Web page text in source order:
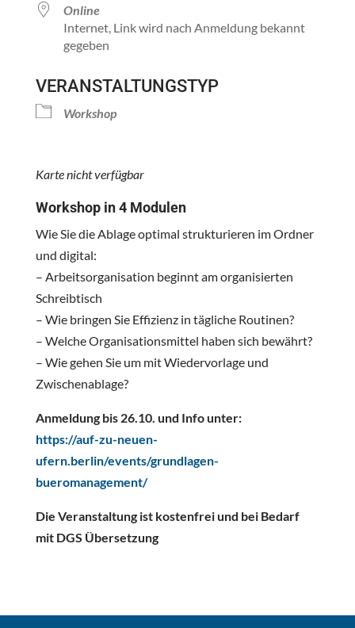
Online
Internet, Link wird nach Anmeldung bekannt
gegeben
VERANSTALTUNGSTYP
Workshop
Karte nicht verfügbar
Workshop in 4 Modulen
Wie Sie die Ablage optimal strukturieren im Ordner
und digital:
– Arbeitsorganisation beginnt am organisierten
Schreibtisch
– Wie bringen Sie Effizienz in tägliche Routinen?
– Welche Organisationsmittel haben sich bewährt?
– Wie gehen Sie um mit Wiedervorlage und
Zwischenablage?
Anmeldung bis 26.10. und Info unter:
https://auf-zu-neuen-
ufern.berlin/events/grundlagen-
bueromanagement/
Die Veranstaltung ist kostenfrei und bei Bedarf
mit DGS Übersetzung